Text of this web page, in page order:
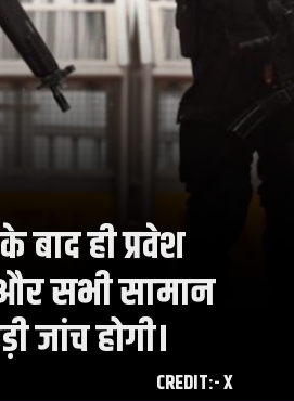
बाद ही प्रवेश
सभी सामान
जांच होगी।
CREDIT:- X